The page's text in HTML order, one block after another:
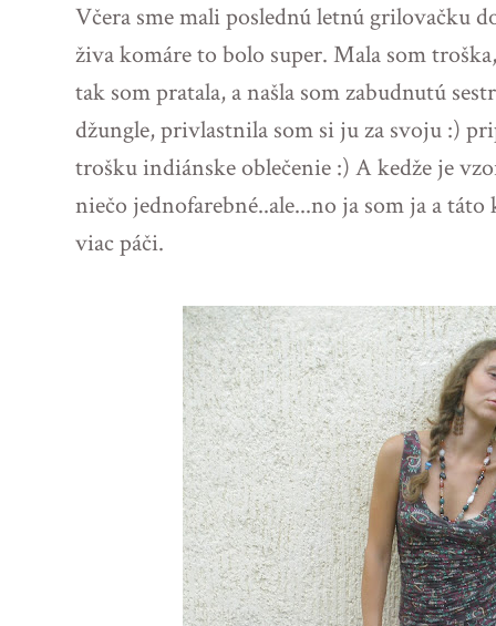
Včera sme mali poslednú letnú grilovačku
živa komáre to bolo super. Mala som
tak som pratala, a našla som zabudnutú
džungle, privlastnila som si ju za svoju :)
trošku indiánske oblečenie :) A kedže je
niečo jednofarebné..ale...no ja som ja a táto
viac páči.